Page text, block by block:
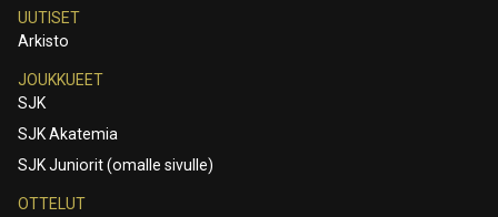
UUTISET
Arkisto
JOUKKUEET
SJK
SJK Akatemia
SJK Juniorit (omalle sivulle)
OTTELUT